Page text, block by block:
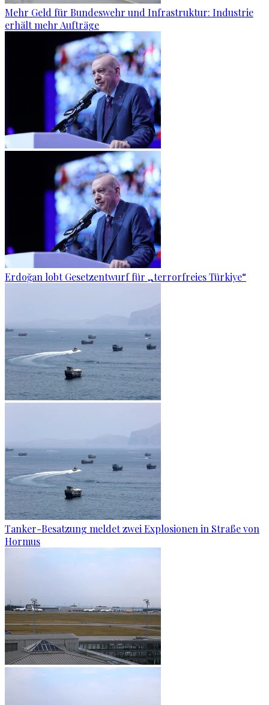
Mehr Geld für Bundeswehr und Infrastruktur: Industrie
erhält mehr Aufträge
Erdoğan lobt Gesetzentwurf für „terrorfreies Türkiye“
Tanker-Besatzung meldet zwei Explosionen in Straße von
Hormus